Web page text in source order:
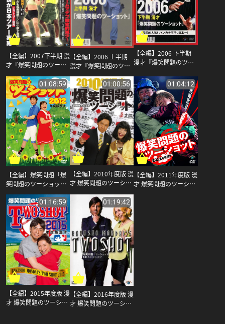
【全編】2007下半期 漫
才『爆笑問題のツーシ
【全編】2006 上半期
漫才『爆笑問題のツー
ショット』_爆笑問題
【全編】2006 下半期
漫才『爆笑問題のツー
01:08:59
【全編】爆笑問題「爆
笑問題のツーショット
2012」_爆笑問題
01:00:56
【全編】2010年度版 漫
才 爆笑問題のツーショ
_爆笑問題
01:04:12
【全編】2011年度版 漫
才 爆笑問題のツーショ
01:16:59
【全編】2015年度版 漫
才 爆笑問題のツーショ
01:19:42
【全編】2016年度版 漫
才 爆笑問題のツーショ